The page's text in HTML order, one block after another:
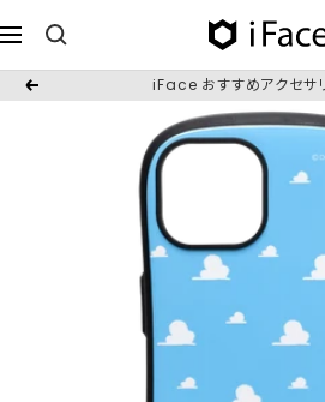
ン
ナ
ビ
ゲ
iFace
日
本
公
ト
戻
iFace おすすめアクセサ